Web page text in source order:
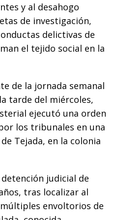
y al desahogo
de investigación,
delictivas de
el tejido social en la
de la jornada semanal
tarde del miércoles,
ejecutó una orden
los tribunales en una
Tejada, en la colonia
judicial de
años, tras localizar al
envoltorios de